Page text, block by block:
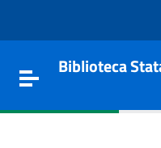
Toggle navigation
Biblioteca